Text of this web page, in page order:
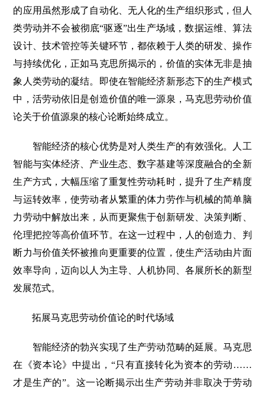
的应用虽然形成了自动化、无人化的生产组织形式，但人
类劳动并不会被彻底“驱逐”出生产场域，数据运维、算法
设计、技术管控等关键环节，都依赖于人类的研发、操作
与持续优化，正如马克思所揭示的，价值的实体无非是抽
象人类劳动的凝结。即使在智能经济新形态下的生产模式
中，活劳动依旧是创造价值的唯一源泉，马克思劳动价值
论关于价值源泉的核心论断始终成立。
智能经济的核心优势是对人类生产的有效强化。人工
智能与实体经济、产业生态、数字基建等深度融合的全新
生产方式，大幅压缩了重复性劳动耗时，提升了生产精度
与运转效率，使劳动者从繁重的体力劳作与机械的简单脑
力劳动中解放出来，从而更聚焦于创新研发、决策判断、
伦理把控等高价值环节。在这一过程中，人的创造力、判
断力与价值关怀被推向更重要的位置，使生产活动由片面
效率导向，迈向以人为主导、人机协同、各展所长的新型
发展范式。
拓展马克思劳动价值论的时代场域
智能经济的勃兴实现了生产劳动范畴的延展。马克思
在《资本论》中提出，“只有直接转化为资本的劳动……
才是生产的”。这一论断揭示出生产劳动并非取决于劳动